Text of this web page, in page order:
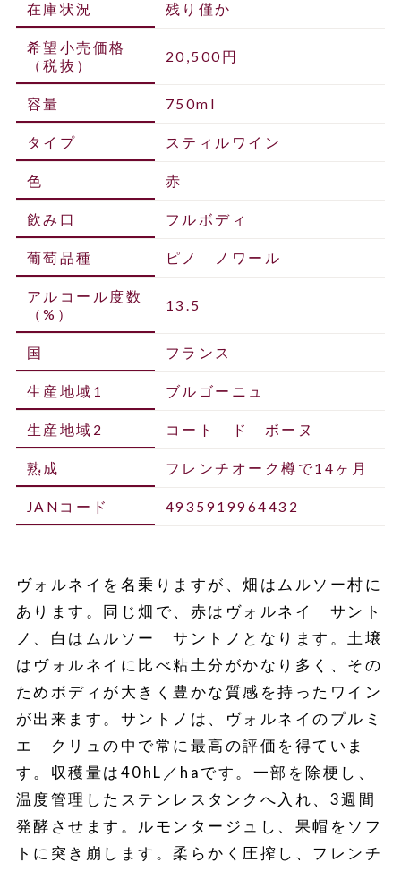
在庫状況 残り僅か
希望小売価格
（税抜）
20,500円
容量 750ml
タイプ スティルワイン
色 赤
飲み口 フルボディ
葡萄品種 ピノ ノワール
アルコール度数
（%）
13.5
国 フランス
生産地域1 ブルゴーニュ
生産地域2 コート ド ボーヌ
熟成 フレンチオーク樽で14ヶ月
JANコード 4935919964432
ヴォルネイを名乗りますが、畑はムルソー村に
あります。同じ畑で、赤はヴォルネイ サント
ノ、白はムルソー サントノとなります。土壌
はヴォルネイに比べ粘土分がかなり多く、その
ためボディが大きく豊かな質感を持ったワイン
が出来ます。サントノは、ヴォルネイのプルミ
エ クリュの中で常に最高の評価を得ていま
す。収穫量は40hL／haです。一部を除梗し、
温度管理したステンレスタンクへ入れ、3週間
発酵させます。ルモンタージュし、果帽をソフ
トに突き崩します。柔らかく圧搾し、フレンチ